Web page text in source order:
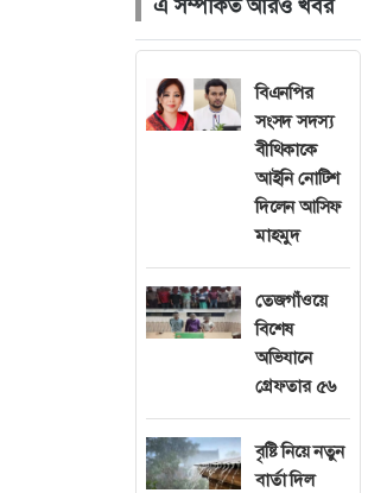
বিএনপির
সংসদ সদস্য
বীথিকাকে
আইনি নোটিশ
দিলেন আসিফ
মাহমুদ
তেজগাঁওয়ে
বিশেষ
অভিযানে
গ্রেফতার ৫৬
বৃষ্টি নিয়ে নতুন
বার্তা দিল